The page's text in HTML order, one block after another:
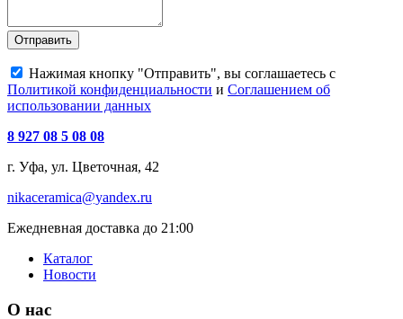
Отправить
Нажимая кнопку "Отправить", вы соглашаетесь с
Политикой конфиденциальности и Соглашением об
использовании данных
8 927 08 5 08 08
г. Уфа, ул. Цветочная, 42
nikaceramica@yandex.ru
Ежедневная доставка до 21:00
Каталог
Новости
О нас